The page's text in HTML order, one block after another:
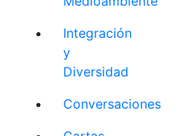
Integración
y
Diversidad
Conversaciones